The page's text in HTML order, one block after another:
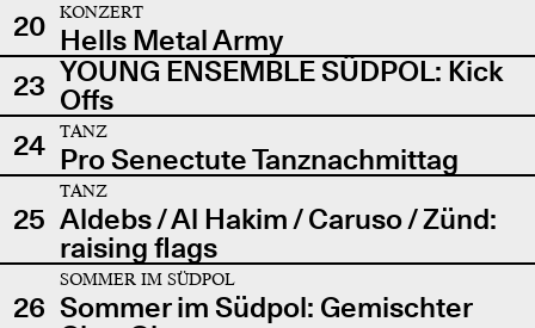
20
KONZERT
Hells Metal Army
23 YOUNG ENSEMBLE SÜDPOL: Kick
Offs
24
TANZ
Pro Senectute Tanznachmittag
25
TANZ
Aldebs / Al Hakim / Caruso / Zünd:
raising flags
26
SOMMER IM SÜDPOL
Sommer im Südpol: Gemischter